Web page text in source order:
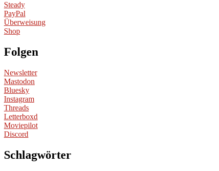
Steady
PayPal
Überweisung
Shop
Folgen
Newsletter
Mastodon
Bluesky
Instagram
Threads
Letterboxd
Moviepilot
Discord
Schlagwörter